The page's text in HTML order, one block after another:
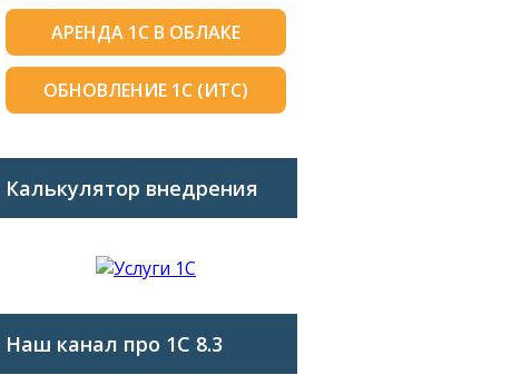
АРЕНДА 1С В ОБЛАКЕ
ОБНОВЛЕНИЕ 1С (ИТС)
Калькулятор внедрения
Наш канал про 1С 8.3